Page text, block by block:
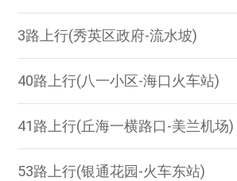
3路上行(秀英区政府-流水坡)
40路上行(八一小区-海口火车站)
41路上行(丘海一横路口-美兰机场)
53路上行(银通花园-火车东站)